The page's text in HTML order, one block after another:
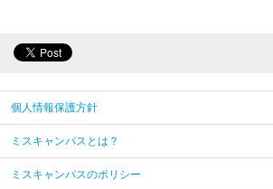
個人情報保護方針
ミスキャンパスとは？
ミスキャンパスのポリシー